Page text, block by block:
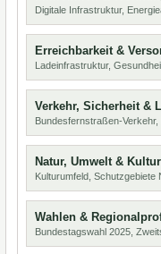
Digitale Infrastruktur,
Erreichbarkeit &
Ladeinfrastruktur,
Verkehr, Sicherheit &
Bundesfernstraßen-
Natur, Umwelt & Kultur
Kulturumfeld, Schutzgebiete
Wahlen &
Bundestagswahl 2025,